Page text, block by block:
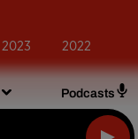
Podcasts
2023 2022